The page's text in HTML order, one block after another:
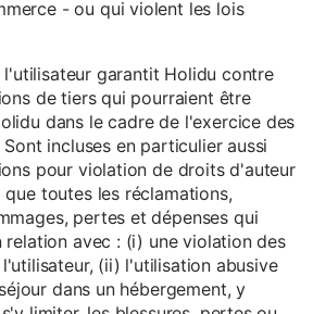
- ou qui violent les lois
l'utilisateur garantit Holidu contre
de tiers qui pourraient être
dans le cadre de l'exercice des
incluses en particulier aussi
pour violation de droits d'auteur
toutes les réclamations,
pertes et dépenses qui
relation avec : (i) une violation des
(ii) l'utilisation abusive
dans un hébergement, y